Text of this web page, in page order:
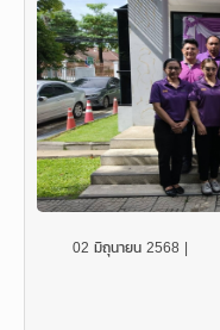
02 มิถุนายน 2568 |